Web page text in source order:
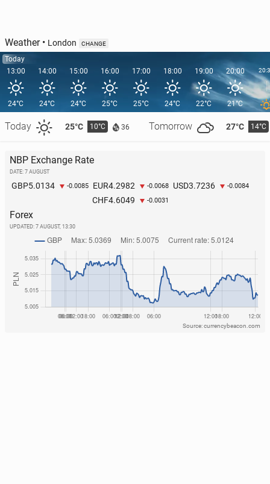
Weather• London CHANGE
Today
13:00
24°C
Today 25°C 10°C 36 Tomorrow 27°C 14°C
14:00
24°C
15:00
24°C
16:00
25°C
17:00
25°C
18:00
24°C
19:00
22°C
20:00
21°C
NBP Exchange Rate
DATE: 7 AUGUST
GBP5.0134 -0.0085 EUR4.2982 -0.0068 USD3.7236 -0.0084
CHF4.6049 -0.0031
Forex
UPDATED: 7 AUGUST, 13:30
Source: currencybeacon.com